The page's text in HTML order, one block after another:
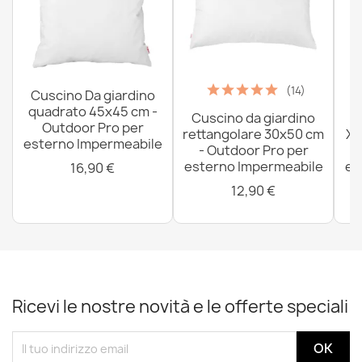
Tappeto da bagno SUPREME STONES pietre,
antiscivolo, morbido - bianco
12,90 €
Cuscino Da giardino
quadrato 45x45 cm -
Outdoor Pro per
esterno Impermeabile
16,90 €
(14)
Cuscino da giardino
rettangolare 30x50 cm
- Outdoor Pro per
esterno Impermeabile
12,90 €
Ricevi le nostre novità e le offerte speciali